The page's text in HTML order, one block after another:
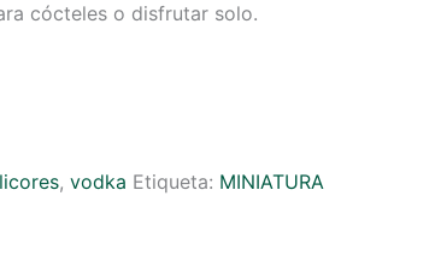
cócteles o disfrutar solo.
licores, vodka Etiqueta: MINIATURA